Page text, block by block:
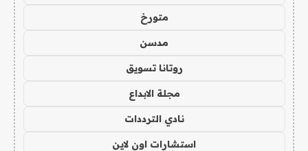
متورخ
مدسن
روتانا تسويق
مجلة الابداع
نادي الترددات
استشارات اون لاين